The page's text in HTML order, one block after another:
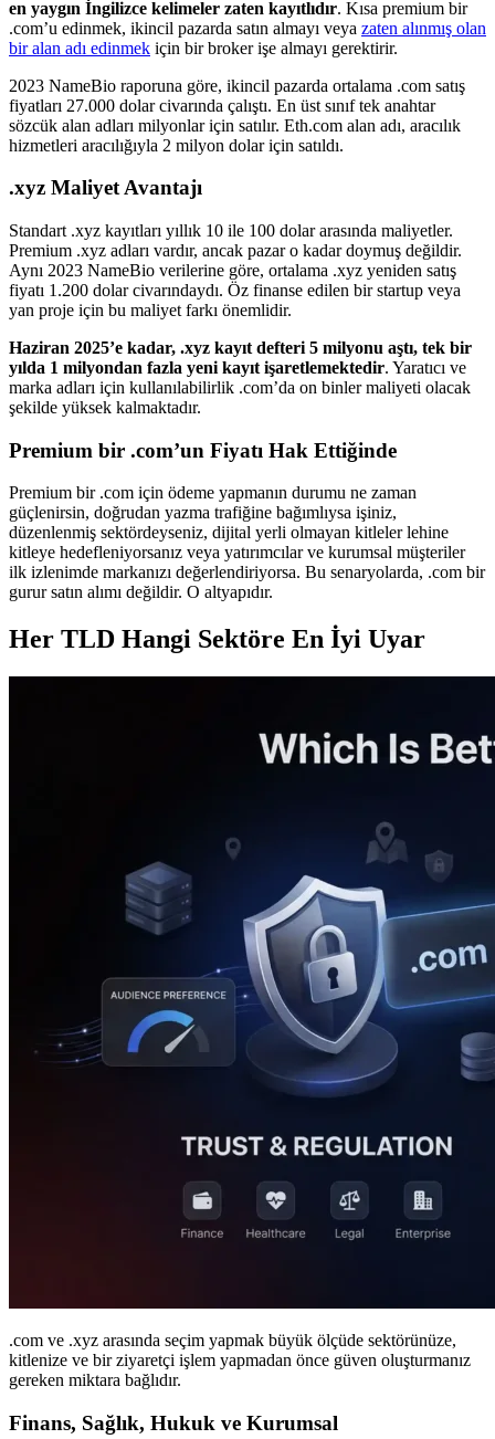
en yaygın İngilizce kelimeler zaten kayıtlıdır. Kısa premium bir
.com’u edinmek, ikincil pazarda satın almayı veya zaten alınmış olan
bir alan adı edinmek için bir broker işe almayı gerektirir.
2023 NameBio raporuna göre, ikincil pazarda ortalama .com satış
fiyatları 27.000 dolar civarında çalıştı. En üst sınıf tek anahtar
sözcük alan adları milyonlar için satılır. Eth.com alan adı, aracılık
hizmetleri aracılığıyla 2 milyon dolar için satıldı.
.xyz Maliyet Avantajı
Standart .xyz kayıtları yıllık 10 ile 100 dolar arasında maliyetler.
Premium .xyz adları vardır, ancak pazar o kadar doymuş değildir.
Aynı 2023 NameBio verilerine göre, ortalama .xyz yeniden satış
fiyatı 1.200 dolar civarındaydı. Öz finanse edilen bir startup veya
yan proje için bu maliyet farkı önemlidir.
Haziran 2025’e kadar, .xyz kayıt defteri 5 milyonu aştı, tek bir
yılda 1 milyondan fazla yeni kayıt işaretlemektedir. Yaratıcı ve
marka adları için kullanılabilirlik .com’da on binler maliyeti olacak
şekilde yüksek kalmaktadır.
Premium bir .com’un Fiyatı Hak Ettiğinde
Premium bir .com için ödeme yapmanın durumu ne zaman
güçlenirsin, doğrudan yazma trafiğine bağımlıysa işiniz,
düzenlenmiş sektördeyseniz, dijital yerli olmayan kitleler lehine
kitleye hedefleniyorsanız veya yatırımcılar ve kurumsal müşteriler
ilk izlenimde markanızı değerlendiriyorsa. Bu senaryolarda, .com bir
gurur satın alımı değildir. O altyapıdır.
Her TLD Hangi Sektöre En İyi Uyar
.com ve .xyz arasında seçim yapmak büyük ölçüde sektörünüze,
kitlenize ve bir ziyaretçi işlem yapmadan önce güven oluşturmanız
gereken miktara bağlıdır.
Finans, Sağlık, Hukuk ve Kurumsal